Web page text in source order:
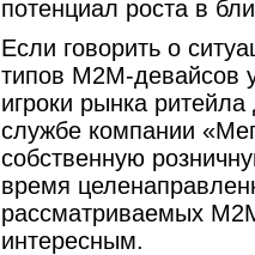
потенциал роста в
Если говорить о
типов M2M-девайсов
игроки рынка
службе компании
собственную
время
рассматриваемых
интересным.